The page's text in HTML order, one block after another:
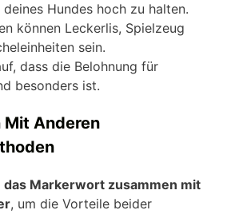
Hundes hoch zu halten.
können Leckerlis, Spielzeug
sein.
dass die Belohnung für
besonders ist.
Mit Anderen
Markerwort zusammen mit
, um die Vorteile beider